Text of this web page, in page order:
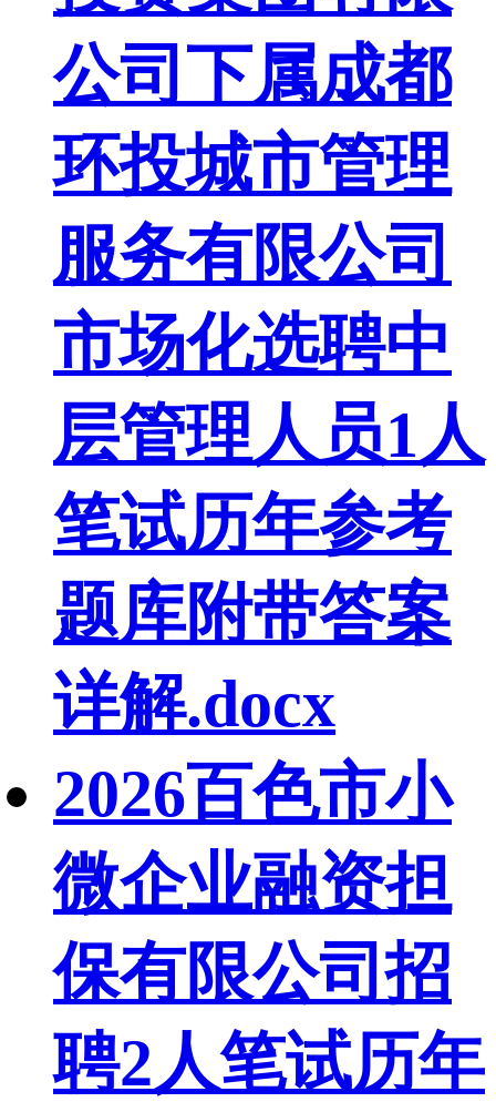
公司下属成都
环投城市管理
服务有限公司
市场化选聘中
层管理人员1人
笔试历年参考
题库附带答案
详解.docx
2026百色市小
微企业融资担
保有限公司招
聘2人笔试历年